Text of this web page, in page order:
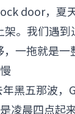
door，夏
。我们遇
一拖就是一
黑五那波，
凌晨四点起